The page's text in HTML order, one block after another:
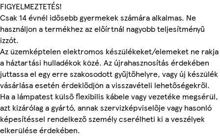
FIGYELMEZTETÉS!
Csak 14 évnél idősebb gyermekek számára alkalmas. Ne
használjon a termékhez az előírtnál nagyobb teljesítményű
izzót.
Az üzemképtelen elektromos készülékeket/elemeket ne rakja
a háztartási hulladékok közé. Az újrahasznosítás érdekében
juttassa el egy erre szakosodott gyűjtőhelyre, vagy új készülék
vásárlása esetén érdeklődjön a visszavételi lehetőségekről.
Ha a lámpatest külső flexibilis kábele vagy vezetéke megsérül,
azt kizárólag a gyártó, annak szervizképviselője vagy hasonló
képesítéssel rendelkező személy cserélheti ki a veszélyek
elkerülése érdekében.